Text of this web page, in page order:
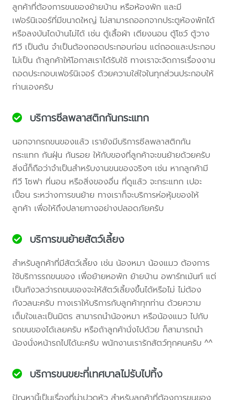
ลูกค้าที่ต้องการขนของย้ายบ้าน หรือห้องพัก และมี
เฟอร์นิเจอร์ที่มีขนาดใหญ่ ไม่สามารถออกจากประตูห้องพักได้
หรือลงบันไดบ้านไม่ได้ เช่น ตู้เสื้อผ้า เตียงนอน ตู้โชว์ ตู้วาง
ทีวี เป็นต้น จำเป็นต้องถอดประกอบก่อน แต่ถอดและประกอบ
ไม่เป็น ถ้าลูกค้าให้โอกาสเราได้รับใช้ ทางเราจะจัดการเรื่องงาน
ถอดประกอบเฟอร์นิเจอร์ ด้วยความใส่ใจในทุกส่วนประกอบให้
ท่านเองครับ
บริการซีลพลาสติกกันกระแทก
นอกจากรถขนของแล้ว เรายังมีบริการซีลพลาสติกกัน
กระแทก กันฝุ่น กันรอย ให้กับของที่ลูกค้าจะขนย้ายด้วยครับ
สิ่งนี้ก็ถือว่าจำเป็นสำหรับงานขนของจริงๆ เช่น หากลูกค้ามี
ทีวี โซฟา ที่นอน หรือสิ่งของอื่น ที่ดูแล้ว จะกระแทก เปอะ
เปื้อน ระหว่างการขนย้าย ทางเราก็จะบริการห่อหุ้มของให้
ลูกค้า เพื่อให้ถึงปลายทางอย่างปลอดภัยครับ
บริการขนย้ายสัตว์เลี้ยง
สำหรับลูกค้าที่มีสัตว์เลี้ยง เช่น น้องหมา น้องแมว ต้องการ
ใช้บริการรถขนของ เพื่อย้ายหอพัก ย้ายบ้าน อพาร์ทเม้นท์ แต่
เป็นกังวลว่ารถขนของจะให้สัตว์เลี้ยงขึ้นได้หรือไม่ ไม่ต้อง
กังวลนะครับ ทางเราให้บริการกับลูกค้าทุกท่าน ด้วยความ
เต็มใจและเป็นมิตร สามารถนำน้องหมา หรือน้องแมว ไปกับ
รถขนของได้เลยครับ หรือถ้าลูกค้านั่งไปด้วย ก็สามารถนำ
น้องนั่งหน้ารถไปได้นะครับ พนักงานเรารักสัตว์ทุกคนครับ ^^
บริการขนขยะที่เทศบาลไม่รับไปทิ้ง